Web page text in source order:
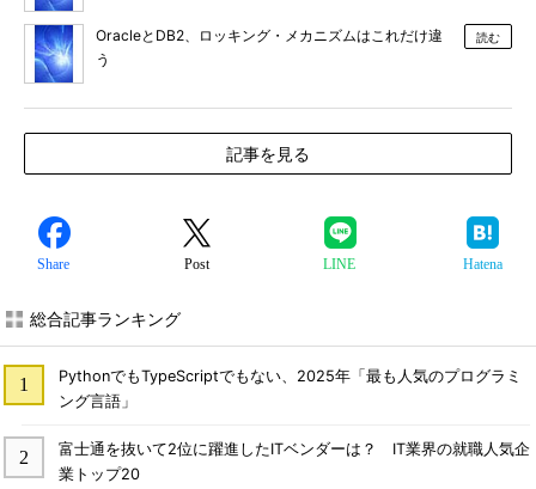
OracleとDB2、ロッキング・メカニズムはこれだけ違
う
読む
記事を見る
Share Post LINE Hatena
総合記事ランキング
PythonでもTypeScriptでもない、2025年「最も人気のプログラミ
ング言語」
富士通を抜いて2位に躍進したITベンダーは？ IT業界の就職人気企
業トップ20